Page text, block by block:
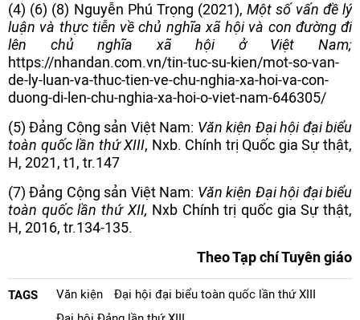
(4) (6) (8) Nguyễn Phú Trọng (2021),Một số vấn đề lý
luận và thực tiễn về chủ nghĩa xã hội và con đường đi
lên chủ nghĩa xã hội ở Việt Nam;
https://nhandan.com.vn/tin-tuc-su-kien/mot-so-van-
de-ly-luan-va-thuc-tien-ve-chu-nghia-xa-hoi-va-con-
duong-di-len-chu-nghia-xa-hoi-o-viet-nam-646305/
(5) Đảng Cộng sản Việt Nam: Văn kiện Đại hội đại biểu
toàn quốc lần thứ XIII, Nxb. Chính trị Quốc gia Sự thật,
H, 2021, t1, tr.147
(7) Đảng Cộng sản Việt Nam: Văn kiện Đại hội đại biểu
toàn quốc lần thứ XII, Nxb Chính trị quốc gia Sự thật,
H, 2016, tr.134-135.
Theo Tạp chí Tuyên giáo
TAGS Văn kiện
Đại hội đại biểu toàn quốc lần thứ XIII